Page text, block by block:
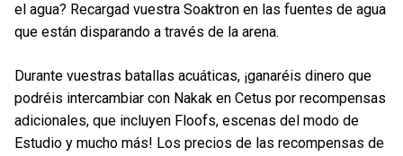
el agua? Recargad vuestra Soaktron en las fuentes de agua
que están disparando a través de la arena.
Durante vuestras batallas acuáticas, ¡ganaréis dinero que
podréis intercambiar con Nakak en Cetus por recompensas
adicionales, que incluyen Floofs, escenas del modo de
Estudio y mucho más! Los precios de las recompensas de